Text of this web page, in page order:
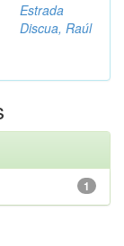
Estrada
Discua, Raúl
1